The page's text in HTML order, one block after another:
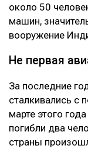
около 50
машин,
вооружение
Не первая
За последние
сталкивались с
марте этого
погибли два
страны